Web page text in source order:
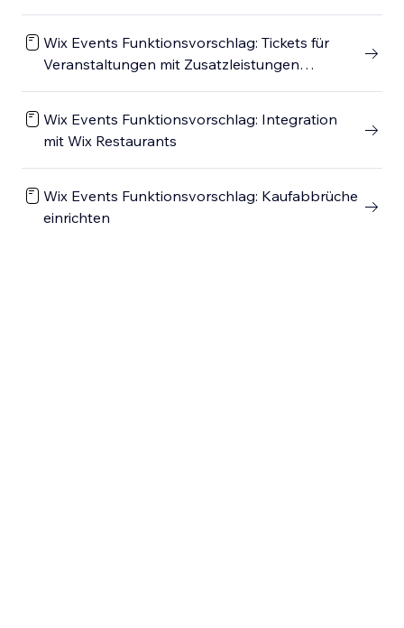
Wix Events Funktionsvorschlag: Tickets für
Veranstaltungen mit Zusatzleistungen
Wix Events Funktionsvorschlag: Integration
mit Wix Restaurants
Wix Events Funktionsvorschlag: Kaufabbrüche
einrichten